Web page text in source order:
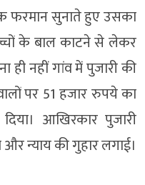
फरमान सुनाते हुए उसका
के बाल काटने से लेकर
नहीं गांव में पुजारी की
पर 51 हजार रुपये का
आखिरकार पुजारी
न्याय की गुहार लगाई।